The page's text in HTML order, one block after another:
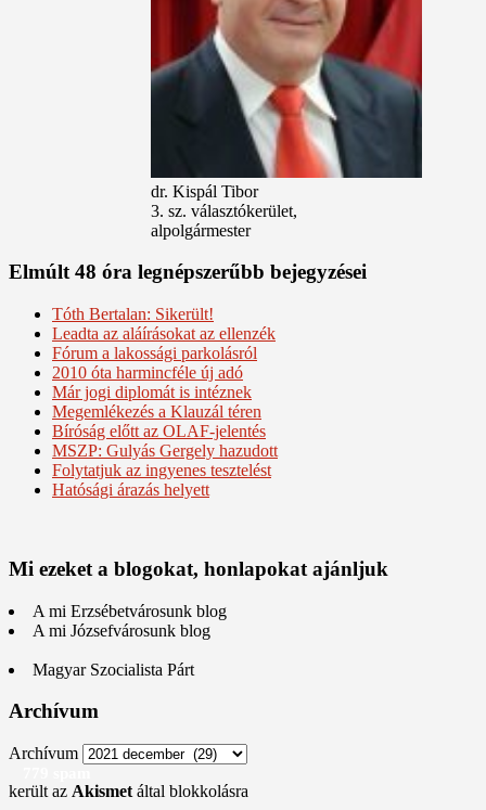
dr. Kispál Tibor
3. sz. választókerület,
alpolgármester
Elmúlt 48 óra legnépszerűbb bejegyzései
Tóth Bertalan: Sikerült!
Leadta az aláírásokat az ellenzék
Fórum a lakossági parkolásról
2010 óta harmincféle új adó
Már jogi diplomát is intéznek
Megemlékezés a Klauzál téren
Bíróság előtt az OLAF-jelentés
MSZP: Gulyás Gergely hazudott
Folytatjuk az ingyenes tesztelést
Hatósági árazás helyett
Mi ezeket a blogokat, honlapokat ajánljuk
A mi Erzsébetvárosunk blog
A mi Józsefvárosunk blog
Magyar Szocialista Párt
Archívum
Archívum
került az Akismet által blokkolásra